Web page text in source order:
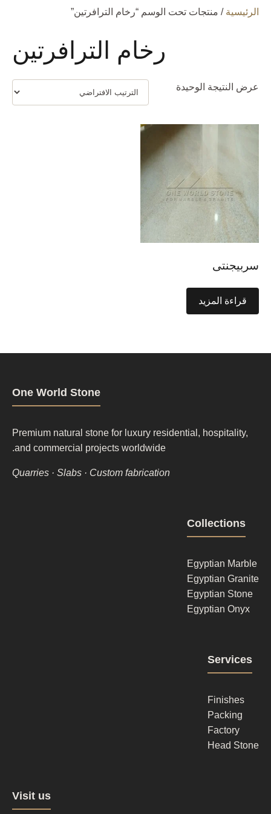
الرئيسية / منتجات تحت الوسم “رخام الترافرتين”
رخام الترافرتين
عرض النتيجة الوحيدة
سربيجنتى
قراءة المزيد
One World Stone
Premium natural stone for luxury residential, hospitality,
and commercial projects worldwide.
Quarries · Slabs · Custom fabrication
Footer
column
1
Collections
Egyptian Marble
Egyptian Granite
Egyptian Stone
Egyptian Onyx
Footer
column
Services
Finishes
Packing
Factory
Head Stone
Visit us